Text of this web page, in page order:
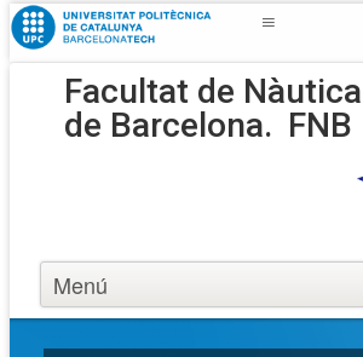
Facultat de Nàutica
de Barcelona. FNB